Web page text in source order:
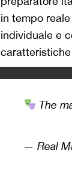
in tempo
individuale e
The
— Real